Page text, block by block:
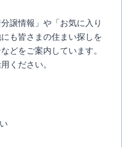
譲情報」や「お気に入り
も皆さまの住まい探しを
どをご案内しています。
ください。